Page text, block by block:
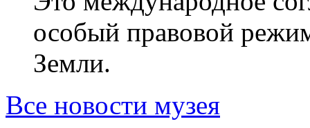
особый правовой
Земли.
Все новости музея